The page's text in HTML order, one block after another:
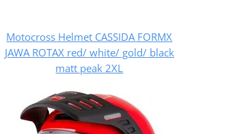
Motocross Helmet CASSIDA FORMX
JAWA ROTAX red/ white/ gold/ black
matt peak 2XL